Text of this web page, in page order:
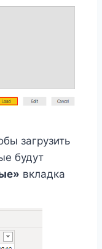
загрузить
будут
вкладка